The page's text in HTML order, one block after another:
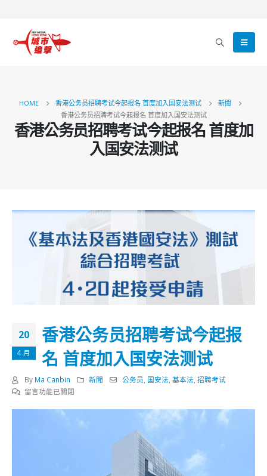
HOME 香港公务员招聘考试今起报名 首度加入国安法测试
新聞
香港公务员招聘考试今起报名 首度加入国安法测试
香港公务员招聘考试今起报名 首度加
入国安法测试
20
4 月
香港公务员招聘考试今起报
名 首度加入国安法测试
By Ma Canbin 新聞 公务员, 国安法,基本法,招聘考试
在
留言功能已關閉